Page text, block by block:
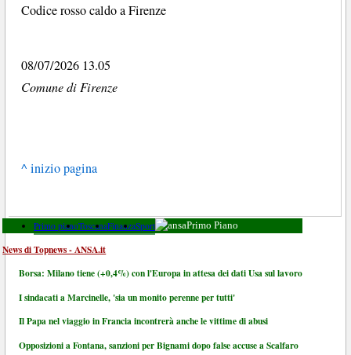
Codice rosso caldo a Firenze
08/07/2026 13.05
Comune di Firenze
^ inizio pagina
Primo pianoToscanaFinanzaSport Primo Piano
News di Topnews - ANSA.it
Borsa: Milano tiene (+0,4%) con l'Europa in attesa dei dati Usa sul lavoro
I sindacati a Marcinelle, 'sia un monito perenne per tutti'
Il Papa nel viaggio in Francia incontrerà anche le vittime di abusi
Opposizioni a Fontana, sanzioni per Bignami dopo false accuse a Scalfaro